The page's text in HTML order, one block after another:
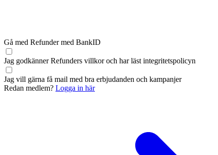
Gå med Refunder med BankID
Jag godkänner Refunders villkoroch har läst integritetspolicyn
Jag vill gärna få mail med bra erbjudanden och kampanjer
Redan medlem? Logga in här